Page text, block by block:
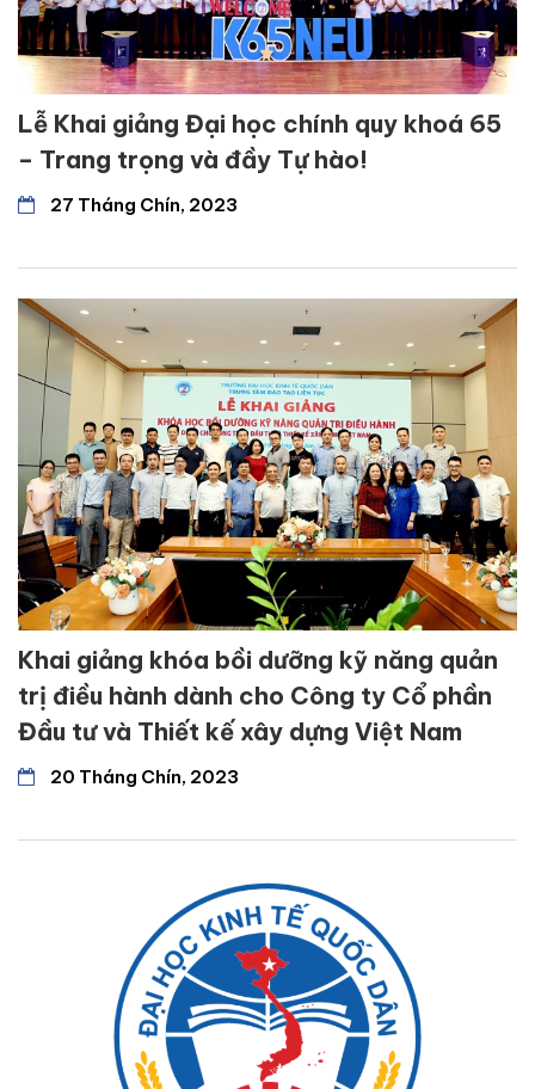
Lễ Khai giảng Đại học chính quy khoá 65
– Trang trọng và đầy Tự hào!
27 Tháng Chín, 2023
Khai giảng khóa bồi dưỡng kỹ năng quản
trị điều hành dành cho Công ty Cổ phần
Đầu tư và Thiết kế xây dựng Việt Nam
20 Tháng Chín, 2023